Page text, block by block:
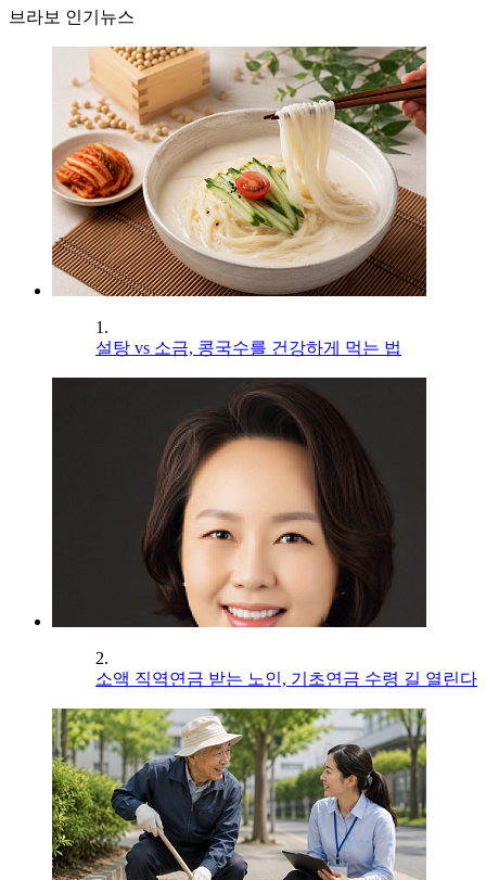
브라보 인기뉴스
1.
설탕 vs 소금, 콩국수를 건강하게 먹는 법
2.
소액 직역연금 받는 노인, 기초연금 수령 길 열린다